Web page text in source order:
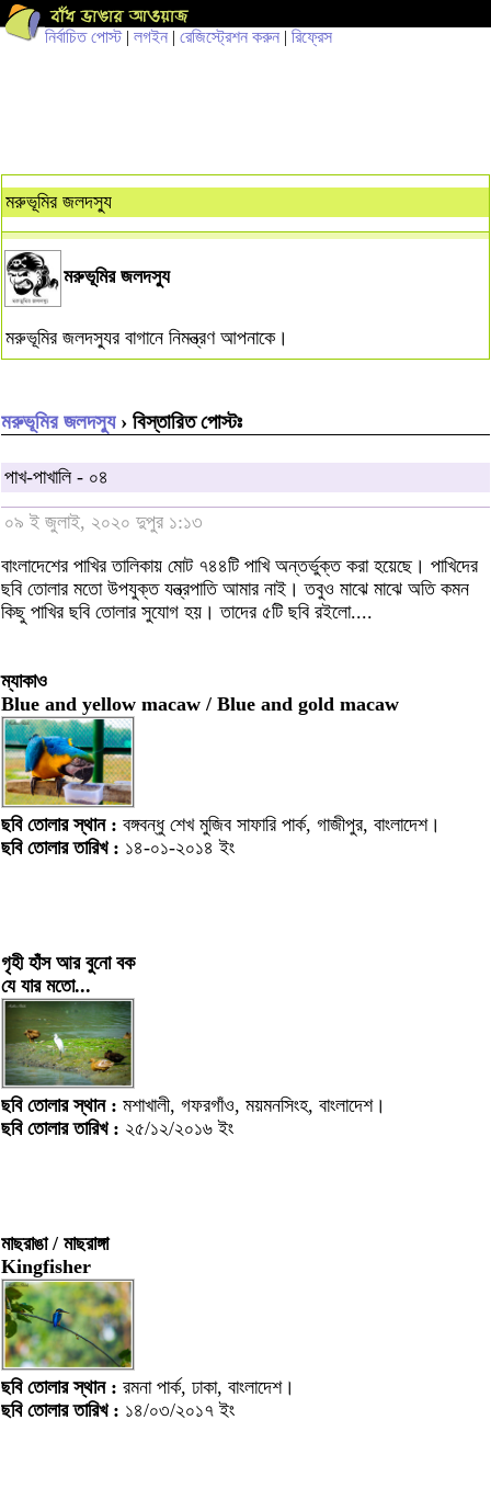
নির্বাচিত পোস্ট| লগইন | রেজিস্ট্রেশন করুন | রিফ্রেস
মরুভূমির জলদস্যু
মরুভূমির জলদস্যু
মরুভূমির জলদস্যুর বাগানে নিমন্ত্রণ আপনাকে।
মরুভূমির জলদস্যু› বিস্তারিত পোস্টঃ
পাখ-পাখালি - ০৪
০৯ ই জুলাই, ২০২০ দুপুর ১:১৩
বাংলাদেশের পাখির তালিকায় মোট ৭৪৪টি পাখি অন্তর্ভুক্ত করা হয়েছে। পাখিদের
ছবি তোলার মতো উপযুক্ত যন্ত্রপাতি আমার নাই। তবুও মাঝে মাঝে অতি কমন
কিছু পাখির ছবি তোলার সুযোগ হয়। তাদের ৫টি ছবি রইলো....
ম্যাকাও
Blue and yellow macaw / Blue and gold macaw
ছবি তোলার স্থান : বঙ্গবন্ধু শেখ মুজিব সাফারি পার্ক, গাজীপুর, বাংলাদেশ।
ছবি তোলার তারিখ : ১৪-০১-২০১৪ ইং
গৃহী হাঁস আর বুনো বক
যে যার মতো...
ছবি তোলার স্থান : মশাখালী, গফরগাঁও, ময়মনসিংহ, বাংলাদেশ।
ছবি তোলার তারিখ : ২৫/১২/২০১৬ ইং
মাছরাঙা / মাছরাঙ্গা
Kingfisher
ছবি তোলার স্থান : রমনা পার্ক, ঢাকা, বাংলাদেশ।
ছবি তোলার তারিখ : ১৪/০৩/২০১৭ ইং